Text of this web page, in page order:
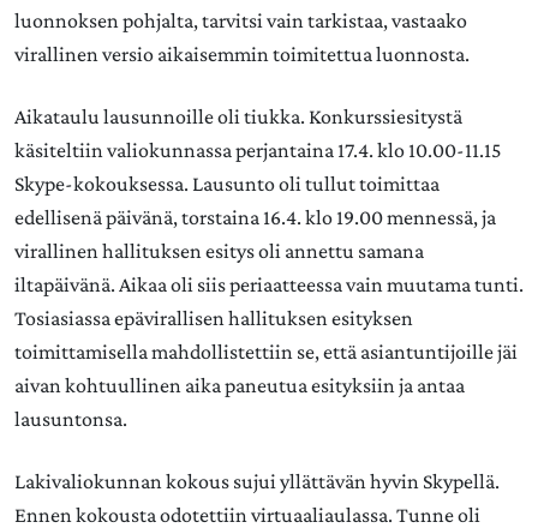
luonnoksen pohjalta, tarvitsi vain tarkistaa, vastaako
virallinen versio aikaisemmin toimitettua luonnosta.
Aikataulu lausunnoille oli tiukka. Konkurssiesitystä
käsiteltiin valiokunnassa perjantaina 17.4. klo 10.00-11.15
Skype-kokouksessa. Lausunto oli tullut toimittaa
edellisenä päivänä, torstaina 16.4. klo 19.00 mennessä, ja
virallinen hallituksen esitys oli annettu samana
iltapäivänä. Aikaa oli siis periaatteessa vain muutama tunti.
Tosiasiassa epävirallisen hallituksen esityksen
toimittamisella mahdollistettiin se, että asiantuntijoille jäi
aivan kohtuullinen aika paneutua esityksiin ja antaa
lausuntonsa.
Lakivaliokunnan kokous sujui yllättävän hyvin Skypellä.
Ennen kokousta odotettiin virtuaaliaulassa. Tunne oli